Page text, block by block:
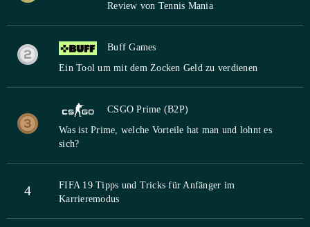
Review von Tennis Mania
Buff Games
Ein Tool um mit dem Zocken Geld zu verdienen
CSGO Prime (B2P)
Was ist Prime, welche Vorteile hat man und lohnt es
sich?
4
FIFA 19 Tipps und Tricks für Anfänger im
Karrieremodus